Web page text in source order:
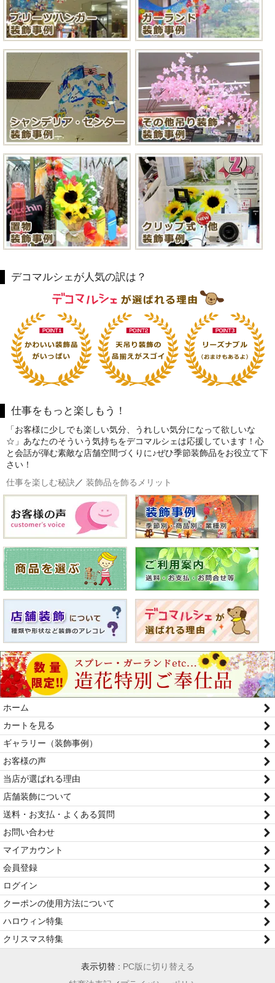
デコマルシェが人気の訳は？
仕事をもっと楽しもう！
「お客様に少しでも楽しい気分、うれしい気分になって欲しいな
☆」あなたのそういう気持ちをデコマルシェは応援しています！心
と会話が弾む素敵な店舗空間づくりに♪ぜひ季節装飾品をお役立て下
さい！
仕事を楽しむ秘訣／ 装飾品を飾るメリット
ホーム
カートを見る
ギャラリー（装飾事例）
お客様の声
当店が選ばれる理由
店舗装飾について
送料・お支払・よくある質問
お問い合わせ
マイアカウント
会員登録
ログイン
クーポンの使用方法について
ハロウィン特集
クリスマス特集
表示切替 : PC版に切り替える